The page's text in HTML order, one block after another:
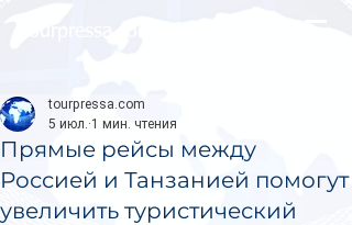
Прямые рейсы между
Россией и Танзанией помогут
увеличить туристический
tourpressa.com
5 июл. 1 мин. чтения